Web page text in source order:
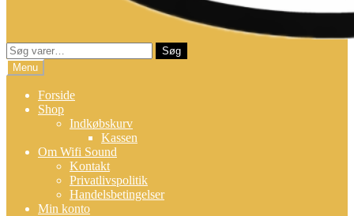
Søg
efter:
Søg
Menu
Forside
Shop
Indkøbskurv
Kassen
Om Wifi Sound
Kontakt
Privatlivspolitik
Handelsbetingelser
Min konto